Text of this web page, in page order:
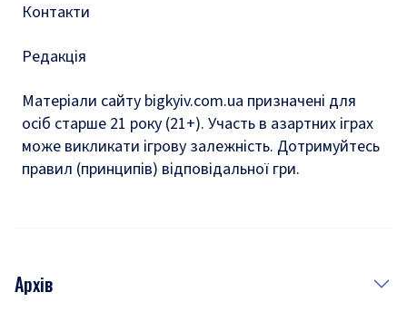
Контакти
Редакція
Матеріали сайту bigkyiv.com.ua призначені для
осіб старше 21 року (21+). Участь в азартних іграх
може викликати ігрову залежність. Дотримуйтесь
правил (принципів) відповідальної гри.
Архів